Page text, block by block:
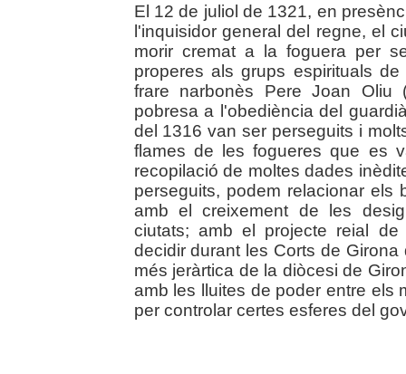
El 12 de juliol de 1321, en
l'inquisidor general del regne, el
morir cremat a la foguera per
properes als grups espirituals
frare narbonès Pere Joan Oliu
pobresa a l'obediència del
del 1316 van ser perseguits i
flames de les fogueres que es
recopilació de moltes dades
perseguits, podem relacionar els
amb el creixement de les
ciutats; amb el projecte reial
decidir durant les Corts de
més jeràrtica de la diòcesi de
amb les lluites de poder entre els
per controlar certes esferes del